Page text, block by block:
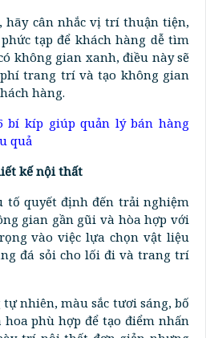
hãy cân nhắc vị trí thuận tiện,
tạp để khách hàng dễ tìm
không gian xanh, điều này sẽ
trang trí và tạo không gian
hàng.
bí kíp giúp quản lý bán hàng
quả
kế nội thất
tố quyết định đến trải nghiệm
gian gần gũi và hòa hợp với
vào việc lựa chọn vật liệu
đá sỏi cho lối đi và trang trí
nhiên, màu sắc tươi sáng, bố
phù hợp để tạo điểm nhấn